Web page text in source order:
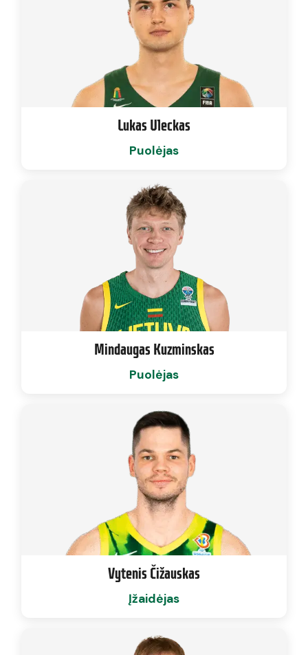
Lukas Uleckas
Puolėjas
Mindaugas Kuzminskas
Puolėjas
Vytenis Čižauskas
Įžaidėjas